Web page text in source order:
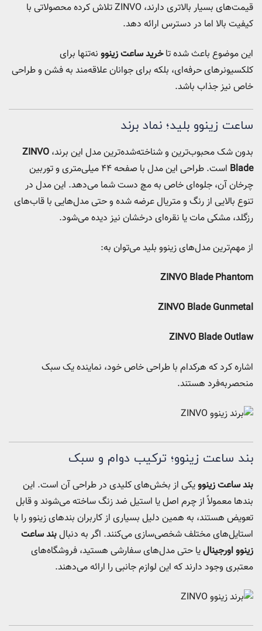
قیمت‌های بسیار بالاتری دارند، ZINVO تلاش کرده محصولاتی با
کیفیت بالا اما در دسترس ارائه دهد.
این موضوع باعث شده تاخرید ساعت زینوو نه‌تنها برای
کلکسیونرهای حرفه‌ای، بلکه برای جوانان علاقه‌مند به فشن و طراحی
خاص نیز جذاب باشد.
ساعت زینوو بلید؛ نماد برند
بدون شک محبوب‌ترین و شناخته‌شده‌ترین مدل این برند، ZINVO
Blade
است. طراحی این مدل با صفحه ۴۴ میلی‌متری و توربین
چرخان آن، جلوه‌ای خاص به مچ دست شما می‌دهد. این مدل در
تنوع بالایی از رنگ و متریال عرضه شده و حتی مدل‌هایی با قاب‌های
رزگلد، مشکی مات یا نقره‌ای درخشان نیز دیده می‌شود.
از مهم‌ترین مدل‌های زینوو بلید می‌توان به:
ZINVO Blade Phantom
ZINVO Blade Gunmetal
ZINVO Blade Outlaw
اشاره کرد که هرکدام با طراحی خاص خود، نماینده یک سبک
منحصربه‌فرد هستند.
بند ساعت زینوو؛ ترکیب دوام و سبک
بند ساعت زینوویکی از بخش‌های کلیدی در طراحی آن است. این
بندها معمولاً از چرم اصل یا استیل ضد زنگ ساخته می‌شوند و قابل
تعویض هستند، به همین دلیل بسیاری از کاربران بندهای زینوو را با
استایل‌های مختلف شخصی‌سازی می‌کنند. اگر به دنبالبند ساعت
زینوو اورجینالیا حتی مدل‌های سفارشی هستید، فروشگاه‌های
معتبری وجود دارند که این لوازم جانبی را ارائه می‌دهند.